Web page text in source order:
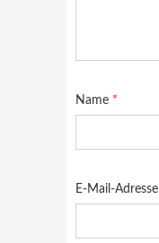
Name *
E-Mail-Adresse